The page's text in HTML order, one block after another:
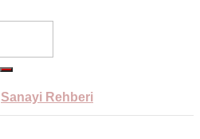
Sanayi Rehberi